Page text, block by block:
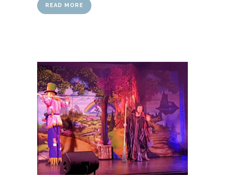
READ MORE